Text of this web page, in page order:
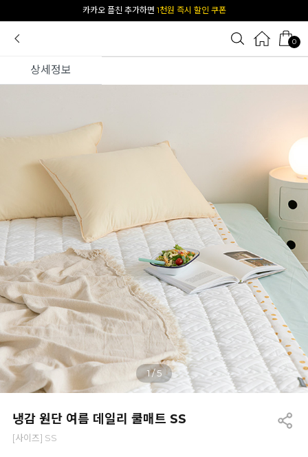
[공식몰 단독] 앱 다운받고2% 결제 할인 받기
0
상세정보
1/5
냉감 원단 여름 데일리 쿨매트 SS
[사이즈] SS